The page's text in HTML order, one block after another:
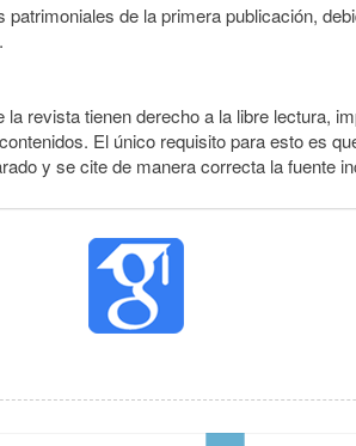
de la primera publicación,
revista tienen derecho a la libre lectura,
El único requisito para esto es
y se cite de manera correcta la fuente